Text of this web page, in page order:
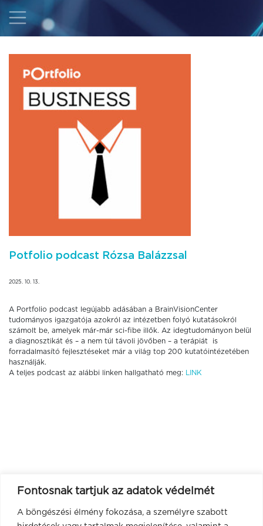
Fontosnak tartjuk az adatok védelmét
A böngészési élmény fokozása, a személyre szabott
Potfolio podcast Rózsa Balázzsal
2025. 10. 13.
A Portfolio podcast legújabb adásában a BrainVisionCenter
tudományos igazgatója azokról az intézetben folyó kutatásokról
számolt be, amelyek már-már sci-fibe illők. Az idegtudományon belül
a diagnosztikát és – a nem túl távoli jövőben – a terápiát is
forradalmasító fejlesztéseket már a világ top 200 kutatóintézetében
használják.
A teljes podcast az alábbi linken hallgatható meg:
LINK